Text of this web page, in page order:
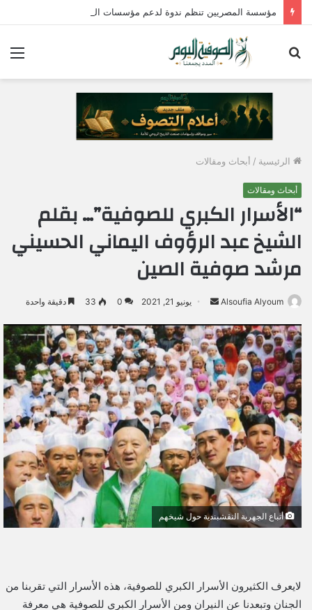
الرئيسية / أبحاث ومقالات
أبحاث ومقالات
“الأسرار الكبري للصوفية”… بقلم
الشيخ عبد الرؤوف اليماني الحسيني
مرشد صوفية الصين
Alsoufia Alyoum
س
ل
ب
ر
ي
د
ا
إ
ل
ك
ت
ر
ا
يونيو 21, 2021 0
33 دقيقة واحدة
أتباع الجهرية النقشبندية حول شيخهم
لايعرف الكثيرون الأسرار الكبري للصوفية، هذه الأسرار التي تقربنا من
الجنان وتبعدنا عن النيران ومن الأسرار الكبري للصوفية هي معرفة